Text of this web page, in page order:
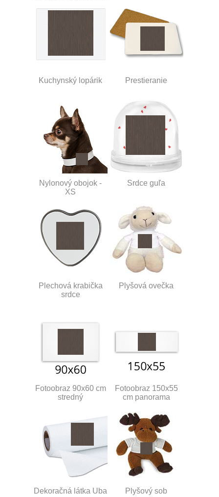
Kuchynský lopárik Prestieranie
Nylonový obojok -
XS
Srdce guľa
Plechová krabička
srdce
Plyšová ovečka
Fotoobraz 90x60 cm
stredný
Fotoobraz 150x55
cm panorama
Dekoračná látka Uba Plyšový sob